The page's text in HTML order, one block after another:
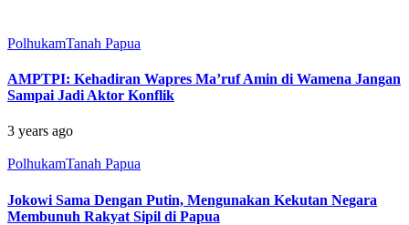
PolhukamTanah Papua
AMPTPI: Kehadiran Wapres Ma’ruf Amin di Wamena Jangan
Sampai Jadi Aktor Konflik
3 years ago
PolhukamTanah Papua
Jokowi Sama Dengan Putin, Mengunakan Kekutan Negara
Membunuh Rakyat Sipil di Papua